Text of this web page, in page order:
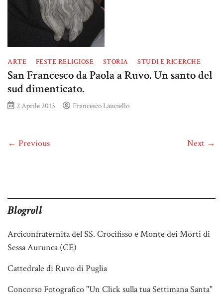
ARTE FESTE RELIGIOSE STORIA STUDI E RICERCHE
San Francesco da Paola a Ruvo. Un santo del
sud dimenticato.
2 Aprile 2013 Francesco Lauciello
← Previous Next →
Blogroll
Arciconfraternita del SS. Crocifisso e Monte dei Morti di
Sessa Aurunca (CE)
Cattedrale di Ruvo di Puglia
Concorso Fotografico "Un Click sulla tua Settimana Santa"